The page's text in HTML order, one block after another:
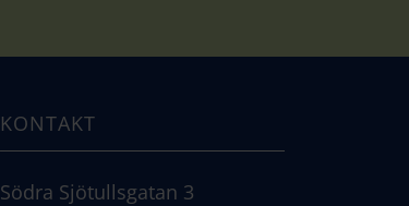
KONTAKT
Södra Sjötullsgatan 3